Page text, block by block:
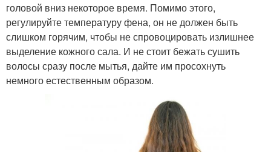
головой вниз некоторое время. Помимо этого,
регулируйте температуру фена, он не должен быть
слишком горячим, чтобы не спровоцировать излишнее
выделение кожного сала. И не стоит бежать сушить
волосы сразу после мытья, дайте им просохнуть
немного естественным образом.